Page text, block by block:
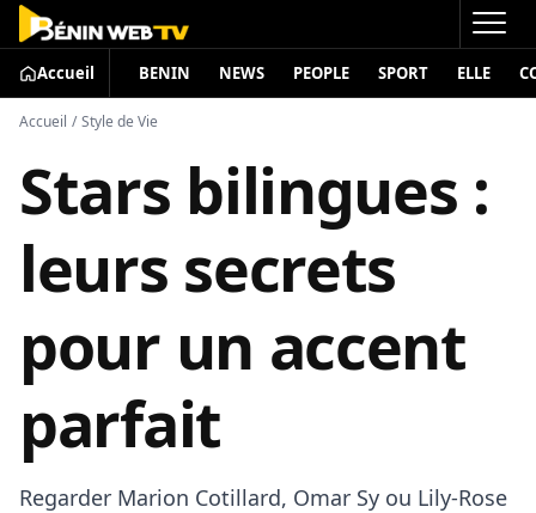
Accueil BENIN NEWS PEOPLE SPORT ELLE
Accueil / Style de Vie
Stars bilingues :
leurs secrets
pour un accent
parfait
Regarder Marion Cotillard, Omar Sy ou Lily‑Rose